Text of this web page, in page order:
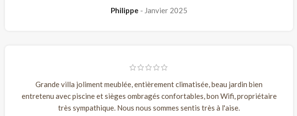
Philippe Janvier 2025
Grande villa joliment meublée, entièrement climatisée, beau jardin bien
entretenu avec piscine et sièges ombragés confortables, bon Wifi, propriétaire
très sympathique. Nous nous sommes sentis très à l'aise.